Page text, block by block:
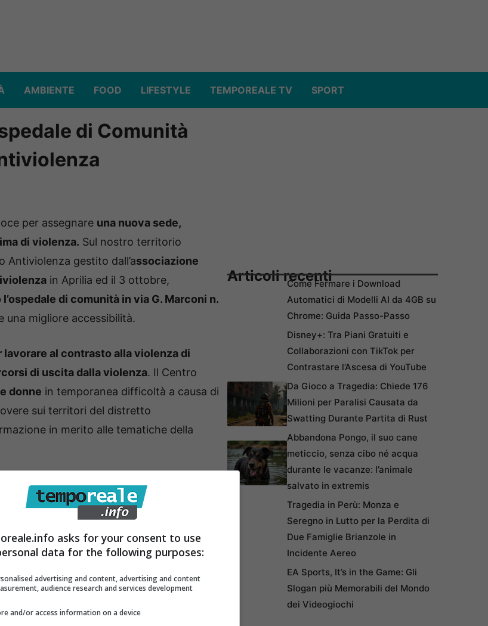
AMBIENTE FOOD LIFESTYLE TEMPOREALE TV SPORT
di Comunità
per assegnare una nuova sede,
di violenza. Sul nostro territorio
Antiviolenza gestito dall’associazione
in Aprilia ed il 3 ottobre,
di comunità in via G. Marconi n.
una migliore accessibilità.
al contrasto alla violenza di
di uscita dalla violenza. Il Centro
donne in temporanea difficoltà a causa di
sui territori del distretto
in merito alle tematiche della
Articoli recentiCome Fermare i Download
Automatici di Modelli AI da 4GB su
Chrome: Guida Passo-Passo
Disney+: Tra Piani Gratuiti e
Collaborazioni con TikTok per
Contrastare l’Ascesa di YouTube
Da Gioco a Tragedia: Chiede 176
Milioni per Paralisi Causata da
Swatting Durante Partita di Rust
Abbandona Pongo, il suo cane
meticcio, senza cibo né acqua
durante le vacanze: l’animale
salvato in extremis
Tragedia in Perù: Monza e
Seregno in Lutto per la Perdita di
Due Famiglie Brianzole in
Incidente Aereo
EA Sports, It’s in the Game: Gli
Slogan più Memorabili del Mondo
dei Videogiochi
asks for your consent to use
data for the following purposes:
advertising and content, advertising and content
audience research and services development
and/or access information on a device